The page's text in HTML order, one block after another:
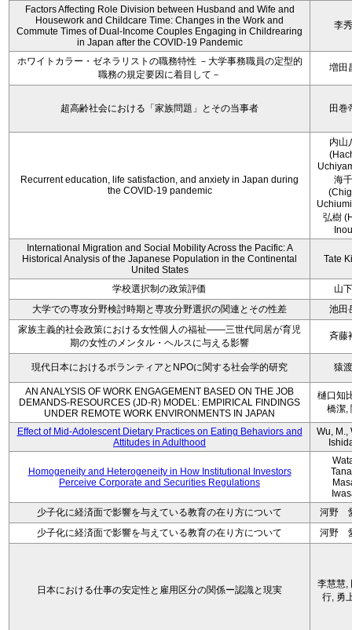
Factors Affecting Role Division between Husband and Wife and
Housework and Childcare Time: Changes in the Work and
Commute Times of Dual-Income Couples Engaging in Childrearing
in Japan after the COVID-19 Pandemic
李
ホワイトカラー・ゼネラリストの職務特性 －大学事務職員の定型的
職務の規定要因に着目して－
増田
超高齢社会における「家族問題」とその当事者 田巻
Recurrent education, life satisfaction, and anxiety in Japan during
the COVID-19 pandemic
内山
海
弘樹
International Migration and Social Mobility Across the Pacific: A
Historical Analysis of the Japanese Population in the Continental
United States
Tate
学校選択制の政策評価
山
大学での専攻分野検討時期と専攻分野選択の関連とその性差
池田
家族主義的社会政策における女性個人の福祉――三世代同居が育児
期の女性のメンタル・ヘルスに与える影響
斉藤
現代日本におけるボランティアとNPOに関する社会学的研究 猿
AN ANALYSIS OF WORK ENGAGEMENT BASED ON THE JOB
DEMANDS-RESOURCES (JD-R) MODEL: EMPIRICAL FINDINGS
UNDER REMOTE WORK ENVIRONMENTS IN JAPAN
樋口知
橋潔,
Effect of Mid-Adolescent Dietary Practices on Eating Behaviors and
Attitudes in Adulthood
Wu, M.,
Homogeneity and Heterogeneity in How Institutional Investors
Perceive Corporate and Securities Regulations
少子化に経済面で影響を与えている教育の在り方について
河野
少子化に経済面で影響を与えている教育の在り方について
河野
日本における仕事の安定性と雇用区分の関係ー認識と現実
李慧慧,
行, 勇